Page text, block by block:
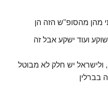
מהן מהסופ"ש הזה הן
ועוד ישקע אבל זה
ולישראל יש חלק לא מבוטל
בברלין